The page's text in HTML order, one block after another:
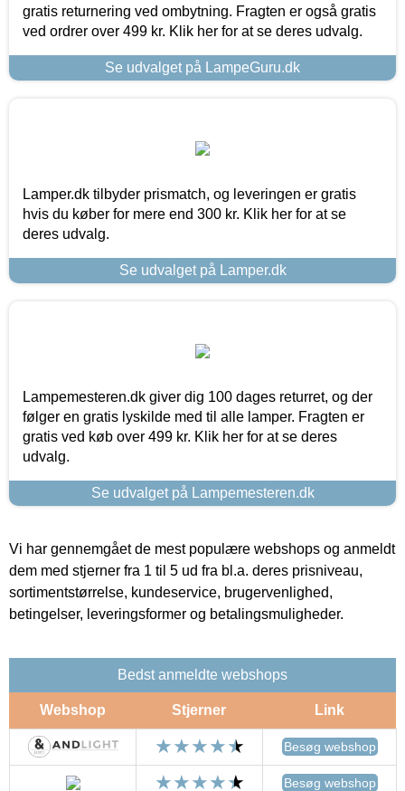
gratis returnering ved ombytning. Fragten er også gratis
ved ordrer over 499 kr. Klik her for at se deres udvalg.
Se udvalget på LampeGuru.dk
Lamper.dk tilbyder prismatch, og leveringen er gratis
hvis du køber for mere end 300 kr. Klik her for at se
deres udvalg.
Se udvalget på Lamper.dk
Lampemesteren.dk giver dig 100 dages returret, og der
følger en gratis lyskilde med til alle lamper. Fragten er
gratis ved køb over 499 kr. Klik her for at se deres
udvalg.
Se udvalget på Lampemesteren.dk
Vi har gennemgået de mest populære webshops og anmeldt
dem med stjerner fra 1 til 5 ud fra bl.a. deres prisniveau,
sortimentstørrelse, kundeservice, brugervenlighed,
betingelser, leveringsformer og betalingsmuligheder.
Bedst anmeldte webshops
Webshop Stjerner Link
Besøg webshop
Besøg webshop